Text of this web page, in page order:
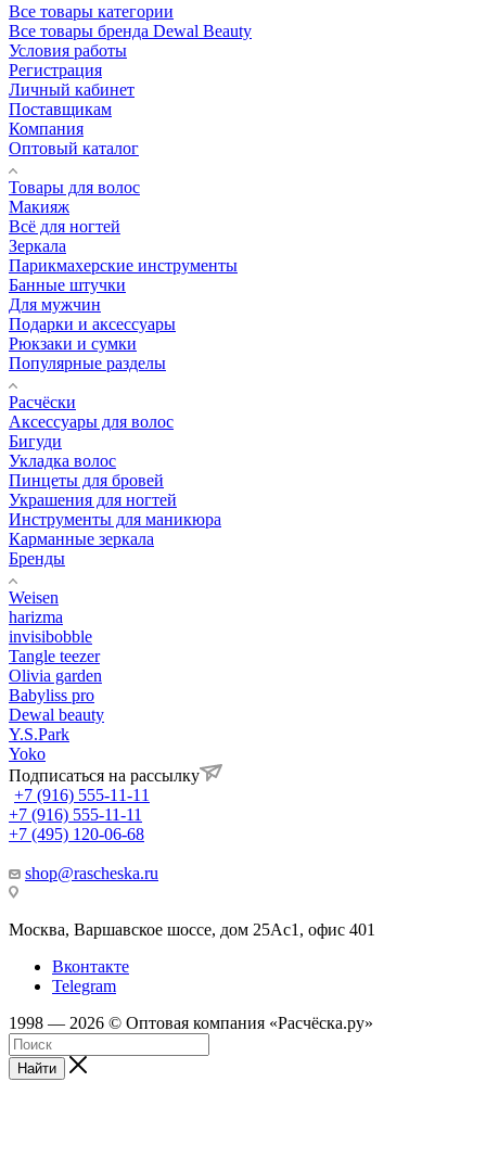
Все товары категории
Все товары бренда Dewal Beauty
Условия работы
Регистрация
Личный кабинет
Поставщикам
Компания
Оптовый каталог
Товары для волос
Макияж
Всё для ногтей
Зеркала
Парикмахерские инструменты
Банные штучки
Для мужчин
Подарки и аксессуары
Рюкзаки и сумки
Популярные разделы
Расчёски
Аксессуары для волос
Бигуди
Укладка волос
Пинцеты для бровей
Украшения для ногтей
Инструменты для маникюра
Карманные зеркала
Бренды
Weisen
harizma
invisibobble
Tangle teezer
Olivia garden
Babyliss pro
Dewal beauty
Y.S.Park
Yoko
Подписаться на рассылку
+7 (916) 555-11-11
+7 (916) 555-11-11
+7 (495) 120-06-68
shop@rascheska.ru
Москва, Варшавское шоссе, дом 25Аc1, офис 401
Вконтакте
Telegram
1998 — 2026 © Оптовая компания «Расчёска.ру»
Найти